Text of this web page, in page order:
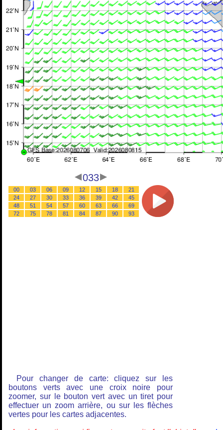
033
00 03 06 09 12 15 18
21
24
27 30 33 36 39 42
45
48
51 54 57 60 63 66
69
72
75 78 81 84 87 90 93
Pour changer de carte: cliquez sur les
boutons verts avec une croix noire pour
zoomer, sur le bouton vert avec un tiret pour
effectuer un zoom arrière, ou sur les flèches
vertes pour les cartes adjacentes.